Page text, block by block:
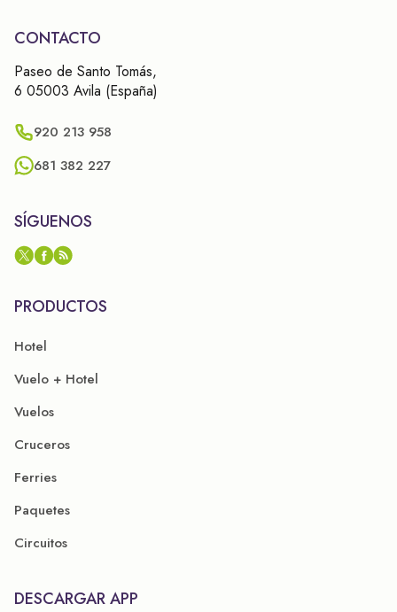
CONTACTO
Paseo de Santo Tomás,
6 05003 Avila (España)
920 213 958
681 382 227
SÍGUENOS
PRODUCTOS
Hotel
Vuelo + Hotel
Vuelos
Cruceros
Ferries
Paquetes
Circuitos
DESCARGAR APP